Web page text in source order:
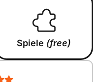
Spiele (free)